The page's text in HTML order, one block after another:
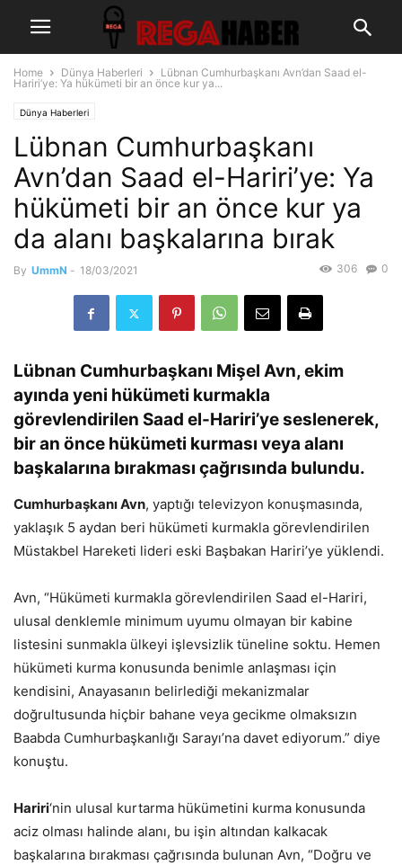
Home Dünya Haberleri
Lübnan Cumhurbaşkanı Avn’dan Saad el-
Hariri’ye: Ya hükümeti bir an önce kur ya...
Dünya Haberleri
Lübnan Cumhurbaşkanı
Avn’dan Saad el-Hariri’ye: Ya
hükümeti bir an önce kur ya
da alanı başkalarına bırak
By UmmN - 18/03/2021 0
306
Lübnan Cumhurbaşkanı Mişel Avn, ekim
ayında yeni hükümeti kurmakla
görevlendirilen Saad el-Hariri’ye seslenerek,
bir an önce hükümeti kurması veya alanı
başkalarına bırakması çağrısında bulundu.
Cumhurbaşkanı Avn, yaptığı televizyon konuşmasında,
yaklaşık 5 aydan beri hükümeti kurmakla görevlendirilen
Müstakbel Hareketi lideri eski Başbakan Hariri’ye yüklendi.
Avn, “Hükümeti kurmakla görevlendirilen Saad el-Hariri,
ulusal denklemle minimum uyumu olmayan bir kabine
listesini sunmakla ülkeyi işlevsizlik tüneline soktu. Hemen
hükümeti kurma konusunda benimle anlaşması için
kendisini, Anayasanın belirlediği mekanizmalar
doğrultusunda hiçbir bahane veya gecikme olmaksızın
Baabda Cumhurbaşkanlığı Sarayı’na davet ediyorum.” diye
konuştu.
Hariri‘nin ulusal kurtarma hükümetini kurma konusunda
aciz olması halinde alanı, bu işin altından kalkacak
başkalarına bırakması çağrısında bulunan Avn, “Doğru ve